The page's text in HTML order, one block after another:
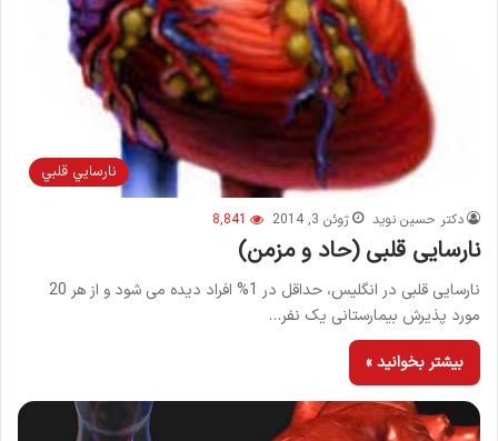
نارسايي قلبي
دکتر حسین نوید ژوئن 3, 2014 8,841
نارسایی قلبی (حاد و مزمن)
نارسایی قلبی در انگلیس، حداقل در 1% افراد دیده می شود و از هر 20
مورد پذیرش بیمارستانی یک نفر…
بیشتر بخوانید »